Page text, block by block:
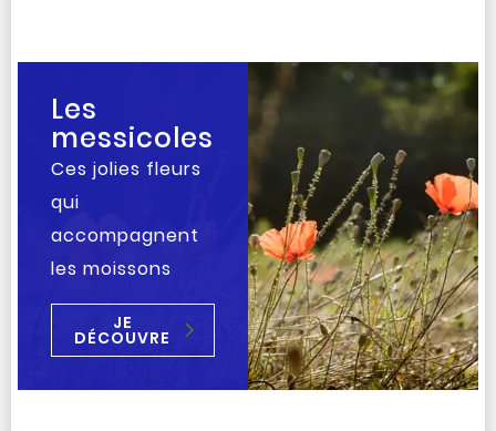
Les
messicoles
Ces jolies fleurs
qui
accompagnent
les moissons
JE
DÉCOUVRE